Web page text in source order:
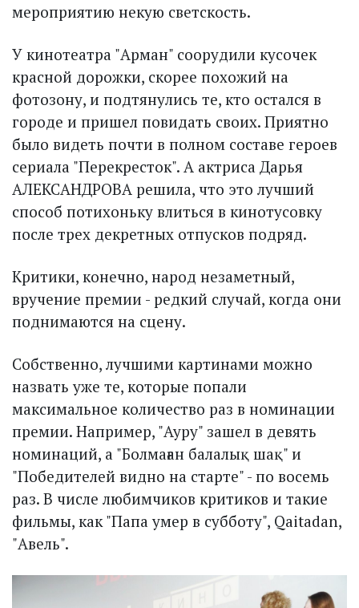
мероприятию некую светскость.
У кинотеатра "Арман" соорудили кусочек
красной дорожки, скорее похожий на
фотозону, и подтянулись те, кто остался в
городе и пришел повидать своих. Приятно
было видеть почти в полном составе героев
сериала "Перекресток". А актриса Дарья
АЛЕКСАНДРОВА решила, что это лучший
способ потихоньку влиться в кинотусовку
после трех декретных отпусков подряд.
Критики, конечно, народ незаметный,
вручение премии - редкий случай, когда они
поднимаются на сцену.
Собственно, лучшими картинами можно
назвать уже те, которые попали
максимальное количество раз в номинации
премии. Например, "Ауру" зашел в девять
номинаций, а "Болмаған балалық шақ" и
"Победителей видно на старте" - по восемь
раз. В числе любимчиков критиков и такие
фильмы, как "Папа умер в субботу", Qaitadan,
"Авель".